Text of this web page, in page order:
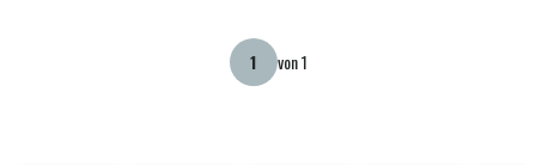
von 1